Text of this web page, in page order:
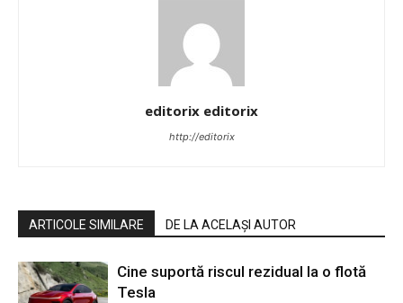
editorix editorix
http://editorix
ARTICOLE SIMILARE DE LA ACELAȘI AUTOR
Cine suportă riscul rezidual la o flotă
Tesla